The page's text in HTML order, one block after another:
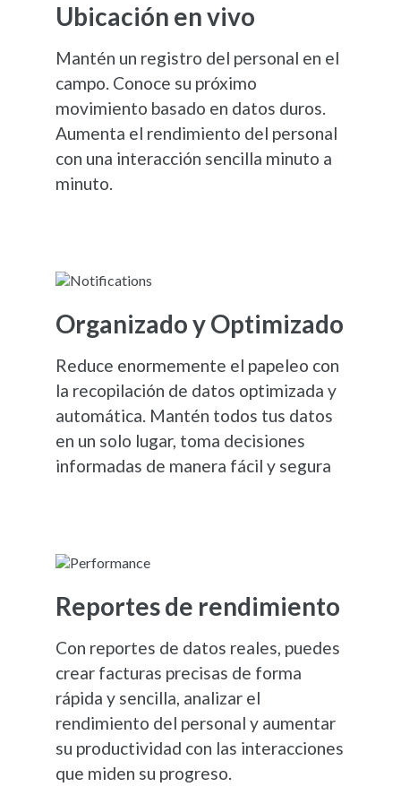
Ubicación en vivo
Mantén un registro del personal en el
campo. Conoce su próximo
movimiento basado en datos duros.
Aumenta el rendimiento del personal
con una interacción sencilla minuto a
minuto.
Organizado y Optimizado
Reduce enormemente el papeleo con
la recopilación de datos optimizada y
automática. Mantén todos tus datos
en un solo lugar, toma decisiones
informadas de manera fácil y segura
Reportes de rendimiento
Con reportes de datos reales, puedes
crear facturas precisas de forma
rápida y sencilla, analizar el
rendimiento del personal y aumentar
su productividad con las interacciones
que miden su progreso.